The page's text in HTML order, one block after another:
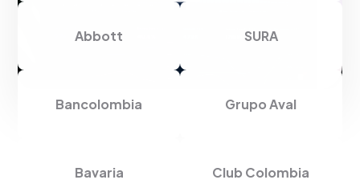
Abbott SURA
Bancolombia Grupo Aval
Bavaria Club Colombia